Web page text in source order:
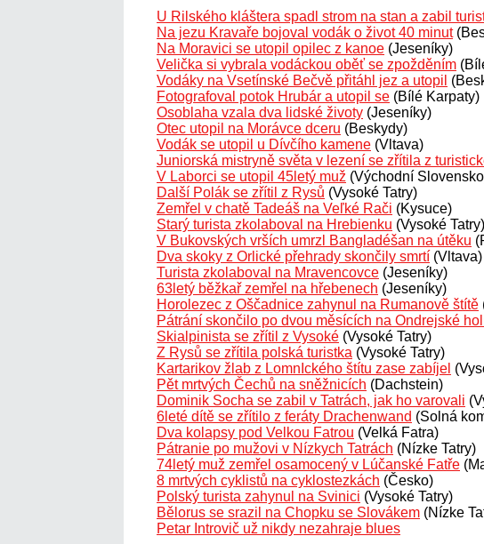
U Rilského kláštera spadl strom na stan a zabil
Na jezu Kravaře bojoval vodák o život 40 minut
Na Moravici se utopil opilec z kanoe (Jeseníky)
Velička si vybrala vodáckou oběť se zpožděním
Vodáky na Vsetínské Bečvě přitáhl jez a utopil
Fotografoval potok Hrubár a utopil se (Bílé Karpaty)
Osoblaha vzala dva lidské životy (Jeseníky)
Otec utopil na Morávce dceru (Beskydy)
Vodák se utopil u Dívčího kamene (Vltava)
Juniorská mistryně světa v lezení se zřítila z
V Laborci se utopil 45letý muž (Východní
Další Polák se zřítil z Rysů (Vysoké Tatry)
Zemřel v chatě Tadeáš na Veľké Rači (Kysuce)
Starý turista zkolaboval na Hrebienku (Vysoké Tatry)
V Bukovských vrších umrzl Bangladéšan na útěku
Dva skoky z Orlické přehrady skončily smrtí (Vltava)
Turista zkolaboval na Mravencovce (Jeseníky)
63letý běžkař zemřel na hřebenech (Jeseníky)
Horolezec z Oščadnice zahynul na Rumanově štítě
Pátrání skončilo po dvou měsících na Ondrejské
Skialpinista se zřítil z Vysoké (Vysoké Tatry)
Z Rysů se zřítila polská turistka (Vysoké Tatry)
Kartarikov žlab z LomnIckého štítu zase zabíjel
Pět mrtvých Čechů na sněžnicích (Dachstein)
Dominik Socha se zabil v Tatrách, jak ho varovali
6leté dítě se zřítilo z feráty Drachenwand (Solná
Dva kolapsy pod Velkou Fatrou (Velká Fatra)
Pátranie po mužovi v Nízkych Tatrách (Nízke Tatry)
74letý muž zemřel osamocený v Lúčanské Fatře
8 mrtvých cyklistů na cyklostezkách (Česko)
Polský turista zahynul na Svinici (Vysoké Tatry)
Bělorus se srazil na Chopku se Slovákem (Nízke
Petar Introvič už nikdy nezahraje blues